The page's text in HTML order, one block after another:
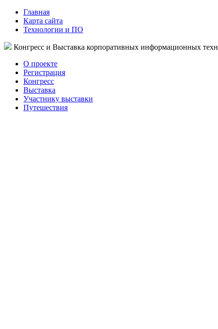
Главная
Карта сайта
Технологии и ПО
Конгресс и Выставка корпоративных информационных
О проекте
Регистрация
Конгресс
Выставка
Участнику выставки
Путешествия